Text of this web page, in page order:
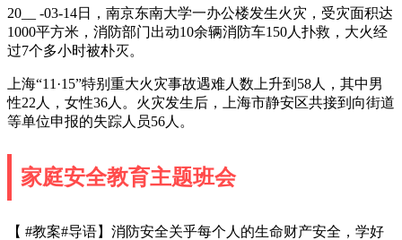
20__ -03-14日，南京东南大学一办公楼发生火灾，受灾面积达
1000平方米，消防部门出动10余辆消防车150人扑救，大火经
过7个多小时被朴灭。
上海“11·15”特别重大火灾事故遇难人数上升到58人，其中男
性22人，女性36人。火灾发生后，上海市静安区共接到向街道
等单位申报的失踪人员56人。
家庭安全教育主题班会
【 #教案#导语】消防安全关乎每个人的生命财产安全，学好